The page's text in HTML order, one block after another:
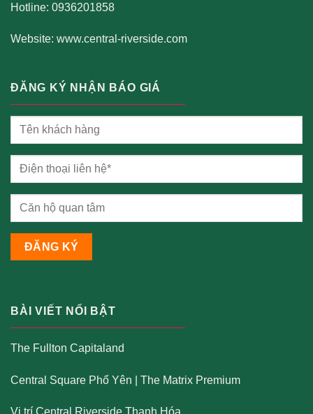
Hotline: 0936201858
Website: www.central-riverside.com
ĐĂNG KÝ NHẬN BÁO GIÁ
BÀI VIẾT NỔI BẬT
The Fullton Capitaland
Central Square Phổ Yên The Matrix Premium